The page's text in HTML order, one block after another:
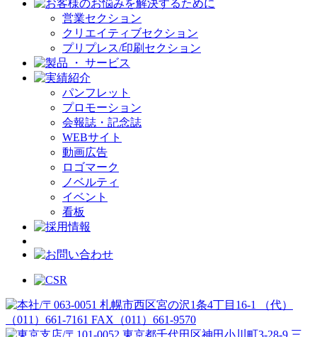
営業セクション
クリエイティブセクション
プリプレス/印刷セクション
パンフレット
プロモーション
会報誌・記念誌
WEBサイト
動画広告
ロゴマーク
ノベルティ
イベント
看板